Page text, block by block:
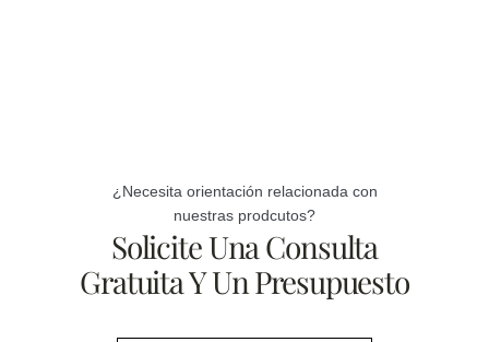
¿Necesita orientación relacionada con
nuestras prodcutos?
Solicite Una Consulta
Gratuita Y Un Presupuesto